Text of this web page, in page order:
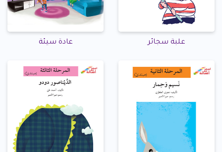
علبة سجائر عادة سيئة